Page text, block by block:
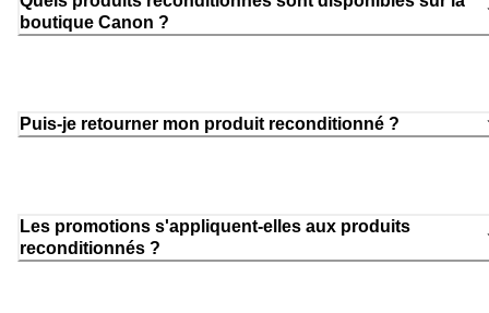
boutique Canon ?
Puis-je retourner mon produit reconditionné ?
Les promotions s'appliquent-elles aux produits
reconditionnés ?